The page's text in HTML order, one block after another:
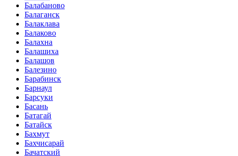
Балабаново
Балаганск
Балаклава
Балаково
Балахна
Балашиха
Балашов
Балезино
Барабинск
Барнаул
Барсуки
Басань
Батагай
Батайск
Бахмут
Бахчисарай
Бачатский